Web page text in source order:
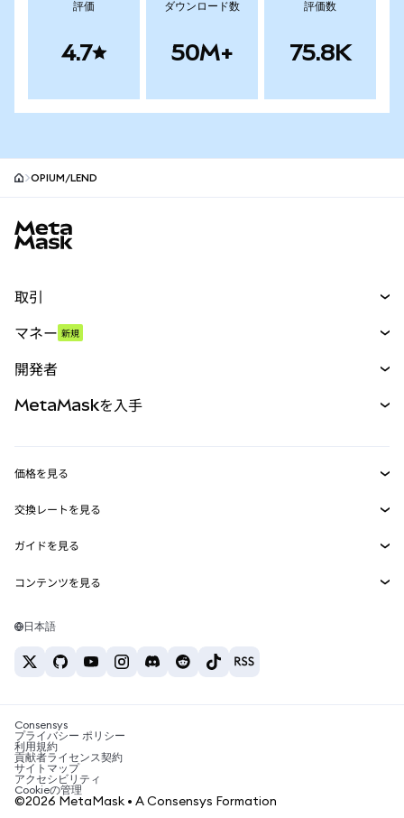
評価
4.7
ダウンロード数
50M+
評価数
75.8K
OPIUM/LEND
取引
パーペチュアル
RWA
マネー 新規
開発者
MetaMask Connect
Snaps
Web3サービス
MetaMaskを入手
セキュリティ
サポート
キャリア
お問い合わせ
価格を見る
イーサリアムの価格
Solanaの価格
Tetherの価格
交換レートを見る
ETH→USD
USDT→INR
BTC→INR
ETH→USDT
ガイドを見る
ETHの購入
USDTの購入
SHIBの購入
BNBの購入
コンテンツを見る
Solanaウォレット
税制関連ニュース
暗号資産の購入方法は？
ビットコインを売るには？
日本語
Consensys
プライバシー ポリシー
利用規約
貢献者ライセンス契約
サイトマップ
アクセシビリティ
Cookieの管理
©2026 MetaMask • A Consensys Formation